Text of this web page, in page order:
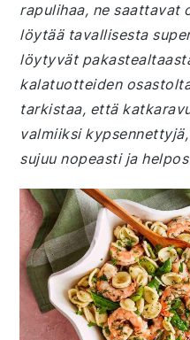
rapulihaa, ne saattavat
löytää tavallisesta
löytyvät
kalatuotteiden
tarkistaa, että
valmiiksi
sujuu nopeasti ja